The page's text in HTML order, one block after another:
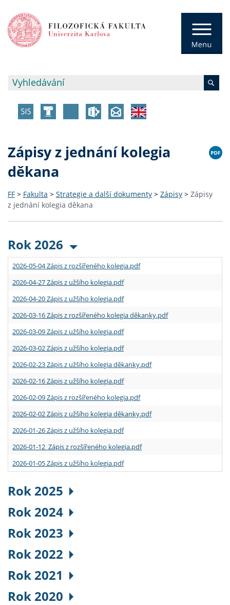
Zápisy z jednání kolegia
děkana
FF > Fakulta > Strategie a další dokumenty > Zápisy > Zápisy
z jednání kolegia děkana
Rok 2026
2026-05-04 Zápis z rozšířeného kolegia.pdf
2026-04-27 Zápis z užšího kolegia.pdf
2026-04-20 Zápis z užšího kolegia.pdf
2026-03-16 Zápis z rozšířeného kolegia děkanky.pdf
2026-03-09 Zápis z užšího kolegia.pdf
2026-03-02 Zápis z užšího kolegia.pdf
2026-02-23 Zápis z užšího kolegia děkanky.pdf
2026-02-16 Zápis z užšího kolegia.pdf
2026-02-09 Zápis z rozšířeného kolegia.pdf
2026-02-02 Zápis z užšího kolegia děkanky.pdf
2026-01-26 Zápis z užšího kolegia.pdf
2026-01-12 Zápis z rozšířeného kolegia.pdf
2026-01-05 Zápis z užšího kolegia.pdf
Rok 2025
Rok 2024
Rok 2023
Rok 2022
Rok 2021
Rok 2020